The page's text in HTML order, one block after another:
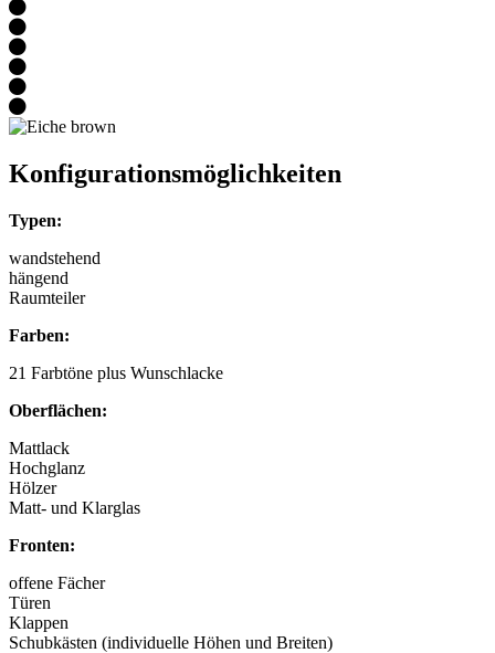
Konfigurationsmöglichkeiten
Typen:
wandstehend
hängend
Raumteiler
Farben:
21 Farbtöne plus Wunschlacke
Oberflächen:
Mattlack
Hochglanz
Hölzer
Matt- und Klarglas
Fronten:
offene Fächer
Türen
Klappen
Schubkästen (individuelle Höhen und Breiten)